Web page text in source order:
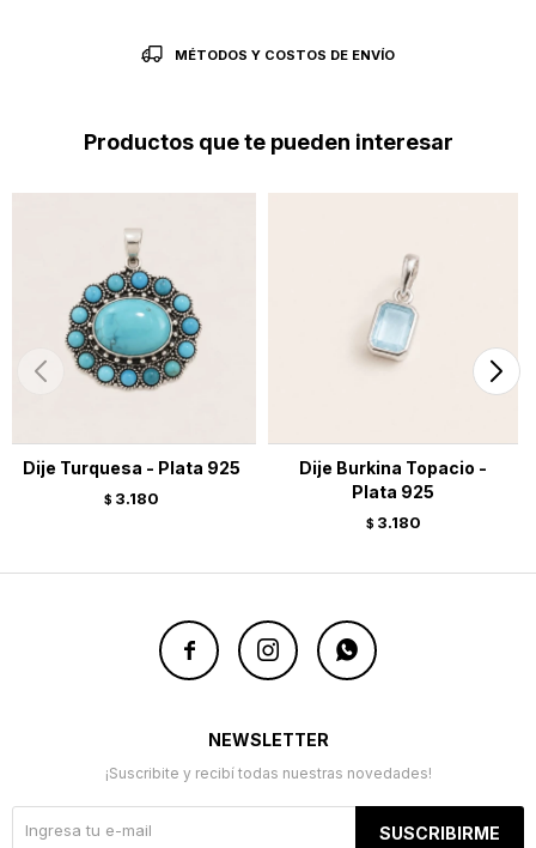
MÉTODOS Y COSTOS DE ENVÍO
Productos que te pueden interesar
Dije Turquesa - Plata 925
$ 3.180
Dije Burkina Topacio -
Plata 925
$ 3.180
  
NEWSLETTER
¡Suscribite y recibí todas nuestras novedades!
SUSCRIBIRME